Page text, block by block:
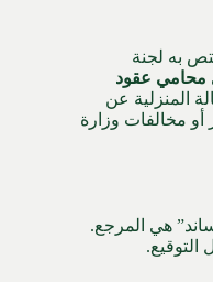
به لجنة
محامي عقود
المنزلية عن
أو مخالفات وزارة
هي المرجع.